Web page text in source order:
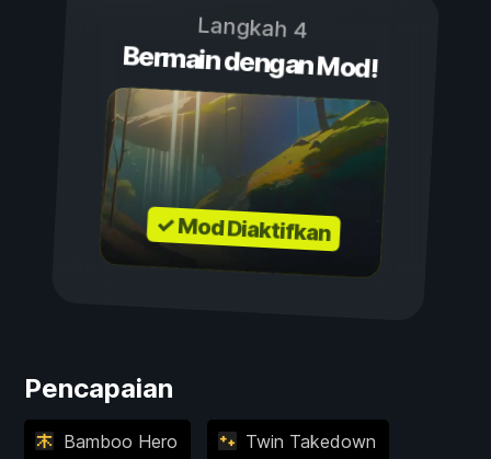
Langkah 4
Bermain dengan Mod!
✓ Mod Diaktifkan
Pencapaian
Bamboo Hero Twin Takedown